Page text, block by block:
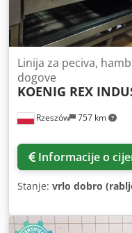
Rzeszów 757 km
Linija za peciva,
dogove
KOENIG REX
Informacije o
Stanje: vrlo dobro